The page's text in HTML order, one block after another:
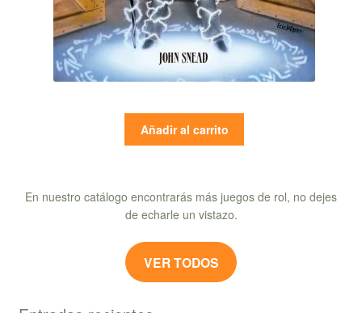
Añadir al carrito
En nuestro catálogo encontrarás más juegos de rol, no dejes
de echarle un vistazo.
VER TODOS